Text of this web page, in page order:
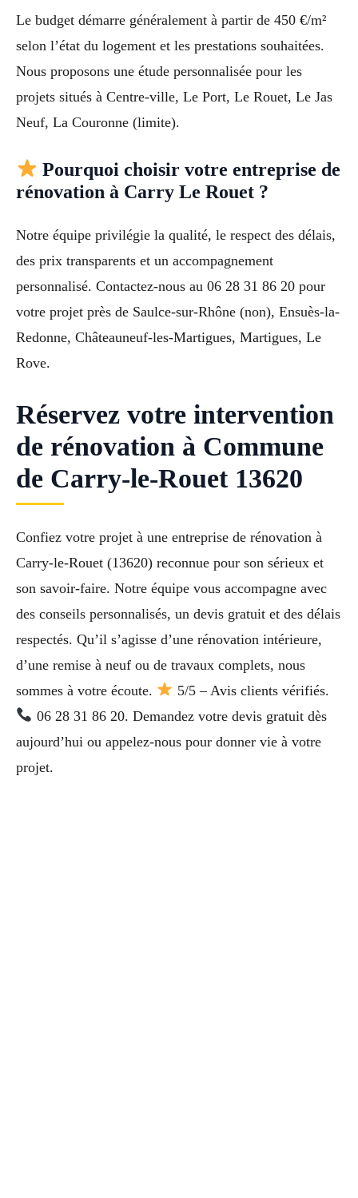
Le budget démarre généralement à partir de 450 €/m²
selon l’état du logement et les prestations souhaitées.
Nous proposons une étude personnalisée pour les
projets situés à Centre-ville, Le Port, Le Rouet, Le Jas
Neuf, La Couronne (limite).
Pourquoi choisir votre entreprise de
rénovation à Carry Le Rouet ?
Notre équipe privilégie la qualité, le respect des délais,
des prix transparents et un accompagnement
personnalisé. Contactez-nous au 06 28 31 86 20 pour
votre projet près de Saulce-sur-Rhône (non), Ensuès-la-
Redonne, Châteauneuf-les-Martigues, Martigues, Le
Rove.
Réservez votre intervention
de rénovation à Commune
de Carry-le-Rouet 13620
Confiez votre projet à une entreprise de rénovation à
Carry-le-Rouet (13620) reconnue pour son sérieux et
son savoir-faire. Notre équipe vous accompagne avec
des conseils personnalisés, un devis gratuit et des délais
respectés. Qu’il s’agisse d’une rénovation intérieure,
d’une remise à neuf ou de travaux complets, nous
sommes à votre écoute.
5/5 – Avis clients vérifiés.
06 28 31 86 20. Demandez votre devis gratuit dès
aujourd’hui ou appelez-nous pour donner vie à votre
projet.